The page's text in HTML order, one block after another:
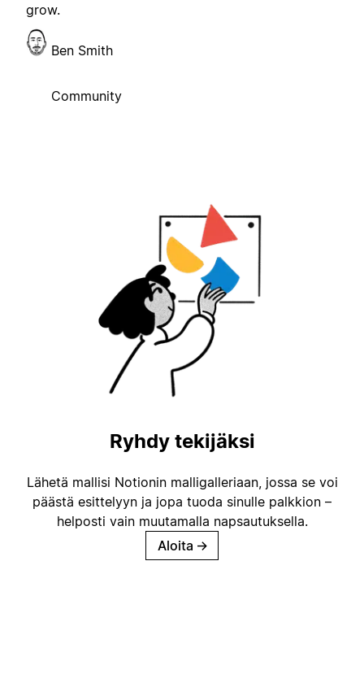
grow.
Ben Smith
Community
Ryhdy tekijäksi
Lähetä mallisi Notionin malligalleriaan, jossa se voi
päästä esittelyyn ja jopa tuoda sinulle palkkion –
helposti vain muutamalla napsautuksella.
Aloita →